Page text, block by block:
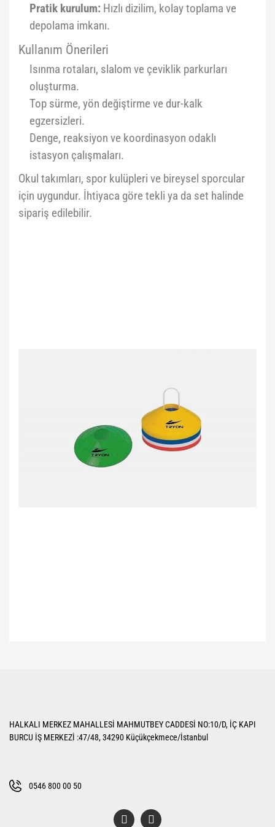
Pratik kurulum: Hızlı dizilim, kolay toplama ve
depolama imkanı.
Kullanım Önerileri
Isınma rotaları, slalom ve çeviklik parkurları
oluşturma.
Top sürme, yön değiştirme ve dur-kalk
egzersizleri.
Denge, reaksiyon ve koordinasyon odaklı
istasyon çalışmaları.
Okul takımları, spor kulüpleri ve bireysel sporcular
için uygundur. İhtiyaca göre tekli ya da set halinde
sipariş edilebilir.
Ürün açıklamasında eksik bilgiler bulunuyor.
Bu ürüne benzer farklı alternatifler olmalı.
HALKALI MERKEZ MAHALLESİ MAHMUTBEY CADDESİ NO:10/D, İÇ KAPI
BURCU İŞ MERKEZİ :47/48, 34290 Küçükçekmece/İstanbul
0546 800 00 50